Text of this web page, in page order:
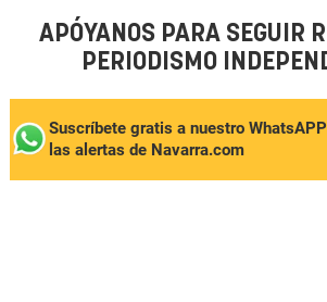
APÓYANOS PARA SEGUIR
PERIODISMO
Suscríbete gratis a nuestro
las alertas de Navarra.com